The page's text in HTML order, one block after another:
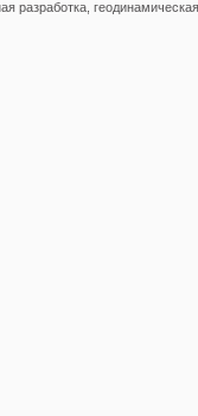
разработка,